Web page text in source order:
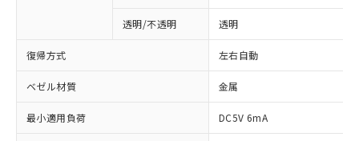
透明/不透明 透明
復帰方式 左右自動
ベゼル材質 金属
最小適用負荷 DC5V 6mA